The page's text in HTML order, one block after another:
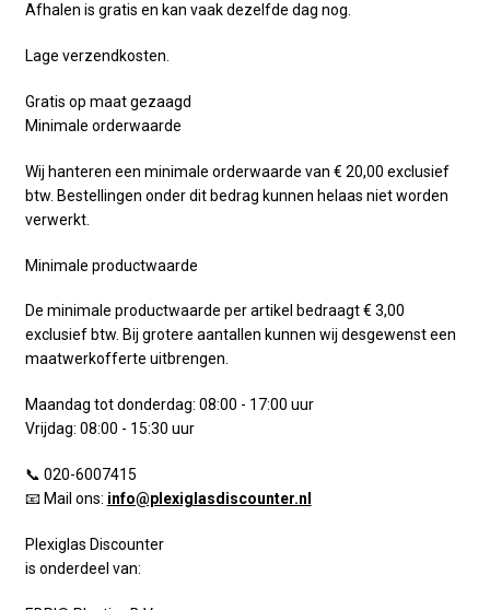
Afhalen is gratis en kan vaak dezelfde dag nog.
Lage verzendkosten.
Gratis op maat gezaagd
Minimale orderwaarde
Wij hanteren een minimale orderwaarde van € 20,00 exclusief
btw. Bestellingen onder dit bedrag kunnen helaas niet worden
verwerkt.
Minimale productwaarde
De minimale productwaarde per artikel bedraagt € 3,00
exclusief btw. Bij grotere aantallen kunnen wij desgewenst een
maatwerkofferte uitbrengen.
Maandag tot donderdag: 08:00 - 17:00 uur
Vrijdag: 08:00 - 15:30 uur
📞 020-6007415
📧 Mail ons: info@plexiglasdiscounter.nl
Plexiglas Discounter
is onderdeel van: